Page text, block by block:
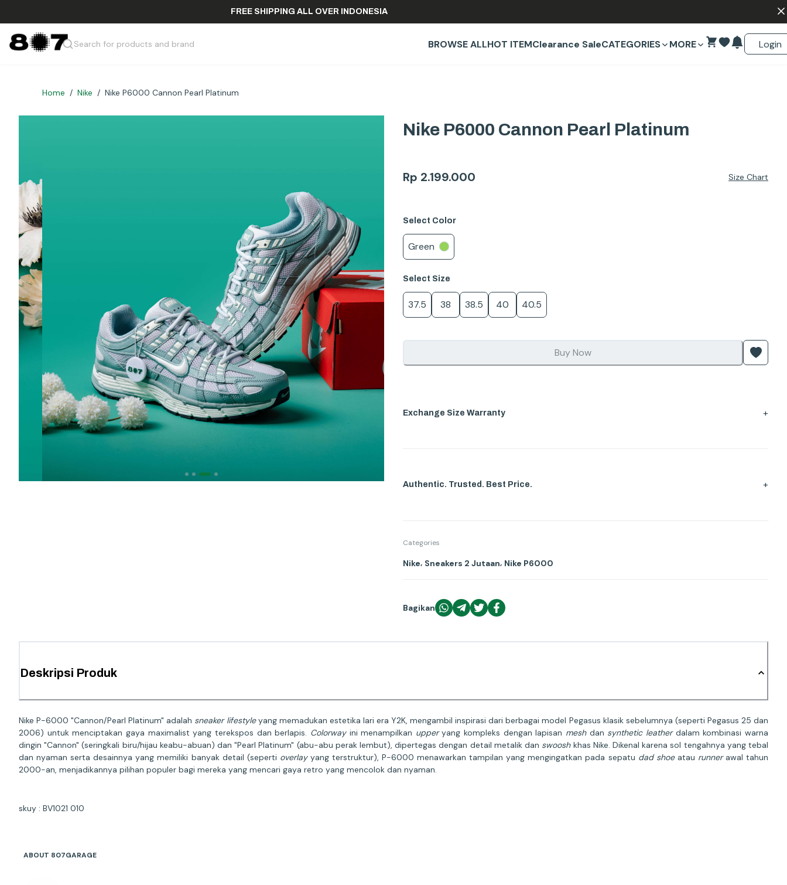
FREE SHIPPING ALL OVER INDONESIA
Search for products and brand BROWSE ALLHOT ITEMClearance SaleCATEGORIES MORE Login
Home / Nike / Nike P6000 Cannon Pearl Platinum
Nike P6000 Cannon Pearl Platinum
Rp 2.199.000 Size Chart
Select Color
Green
Select Size
37.5 38 38.5 40 40.5
Buy Now
Exchange Size Warranty +
Authentic. Trusted. Best Price. +
Categories
Nike, Sneakers 2 Jutaan, Nike P6000
Bagikan
Deskripsi Produk
Nike P-6000 "Cannon/Pearl Platinum" adalah sneaker lifestyleyang memadukan estetika lari era Y2K, mengambil inspirasi dari berbagai model Pegasus klasik sebelumnya (seperti Pegasus 25 dan
2006) untuk menciptakan gaya maximalist yang terekspos dan berlapis. Colorwayini menampilkan upperyang kompleks dengan lapisan meshdan synthetic leatherdalam kombinasi warna
dingin "Cannon" (seringkali biru/hijau keabu-abuan) dan "Pearl Platinum" (abu-abu perak lembut), dipertegas dengan detail metalik dan swooshkhas Nike. Dikenal karena sol tengahnya yang tebal
dan nyaman serta desainnya yang memiliki banyak detail (seperti overlayyang terstruktur), P-6000 menawarkan tampilan yang mengingatkan pada sepatu dad shoeatau runnerawal tahun
2000-an, menjadikannya pilihan populer bagi mereka yang mencari gaya retro yang mencolok dan nyaman.
skuy : BV1021 010
ABOUT 807GARAGE